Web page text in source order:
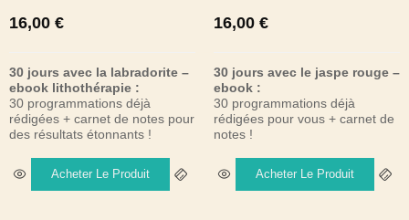
16,00 €
30 jours avec la labradorite –
ebook lithothérapie :
30 programmations déjà
rédigées + carnet de notes pour
des résultats étonnants !
Acheter Le Produit
16,00 €
30 jours avec le jaspe rouge –
ebook :
30 programmations déjà
rédigées pour vous + carnet de
notes !
Acheter Le Produit